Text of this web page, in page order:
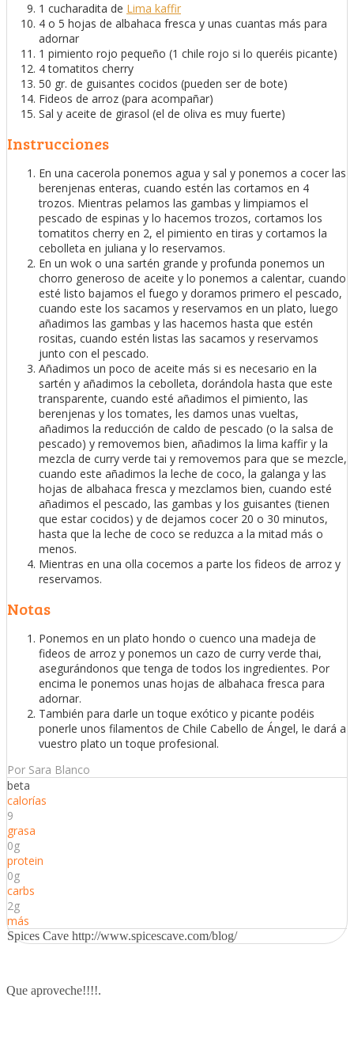
1 cucharadita de Lima kaffir
4 o 5 hojas de albahaca fresca y unas cuantas más para
adornar
1 pimiento rojo pequeño (1 chile rojo si lo queréis picante)
4 tomatitos cherry
50 gr. de guisantes cocidos (pueden ser de bote)
Fideos de arroz (para acompañar)
Sal y aceite de girasol (el de oliva es muy fuerte)
Instrucciones
En una cacerola ponemos agua y sal y ponemos a cocer las
berenjenas enteras, cuando estén las cortamos en 4
trozos. Mientras pelamos las gambas y limpiamos el
pescado de espinas y lo hacemos trozos, cortamos los
tomatitos cherry en 2, el pimiento en tiras y cortamos la
cebolleta en juliana y lo reservamos.
En un wok o una sartén grande y profunda ponemos un
chorro generoso de aceite y lo ponemos a calentar, cuando
esté listo bajamos el fuego y doramos primero el pescado,
cuando este los sacamos y reservamos en un plato, luego
añadimos las gambas y las hacemos hasta que estén
rositas, cuando estén listas las sacamos y reservamos
junto con el pescado.
Añadimos un poco de aceite más si es necesario en la
sartén y añadimos la cebolleta, dorándola hasta que este
transparente, cuando esté añadimos el pimiento, las
berenjenas y los tomates, les damos unas vueltas,
añadimos la reducción de caldo de pescado (o la salsa de
pescado) y removemos bien, añadimos la lima kaffir y la
mezcla de curry verde tai y removemos para que se mezcle,
cuando este añadimos la leche de coco, la galanga y las
hojas de albahaca fresca y mezclamos bien, cuando esté
añadimos el pescado, las gambas y los guisantes (tienen
que estar cocidos) y de dejamos cocer 20 o 30 minutos,
hasta que la leche de coco se reduzca a la mitad más o
menos.
Mientras en una olla cocemos a parte los fideos de arroz y
reservamos.
Notas
Ponemos en un plato hondo o cuenco una madeja de
fideos de arroz y ponemos un cazo de curry verde thai,
asegurándonos que tenga de todos los ingredientes. Por
encima le ponemos unas hojas de albahaca fresca para
adornar.
También para darle un toque exótico y picante podéis
ponerle unos filamentos de Chile Cabello de Ángel, le dará a
vuestro plato un toque profesional.
Por Sara Blanco
beta
calorías
9
grasa
0g
protein
0g
carbs
2g
más
Spices Cave http://www.spicescave.com/blog/
Que aproveche!!!!.